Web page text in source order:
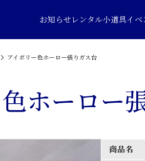
お知らせレンタル小道具イベ
アイボリー色ホーロー張りガス台
ホーロー
商品名